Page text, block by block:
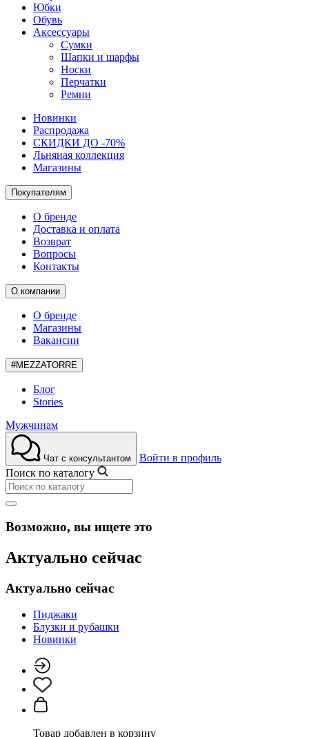
Юбки
Обувь
Аксессуары
Сумки
Шапки и шарфы
Носки
Перчатки
Ремни
Новинки
Распродажа
СКИДКИ ДО -70%
Льняная коллекция
Магазины
Покупателям
О бренде
Доставка и оплата
Возврат
Вопросы
Контакты
О компании
О бренде
Магазины
Вакансии
#MEZZATORRE
Блог
Stories
Мужчинам
Чат с консультантом
Войти в профиль
Поиск по каталогу
Возможно, вы ищете это
Актуально сейчас
Актуально сейчас
Пиджаки
Блузки и рубашки
Новинки
Товар добавлен в корзину